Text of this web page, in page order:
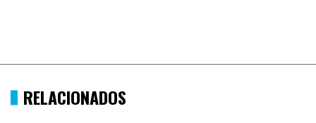
RELACIONADOS